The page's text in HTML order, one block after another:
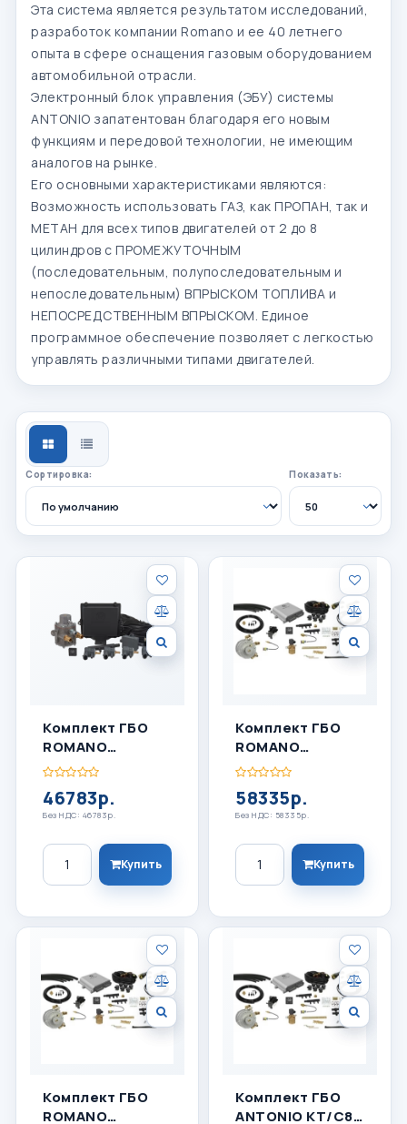
Эта система является результатом исследований,
разработок компании Romano и ее 40 летнего
опыта в сфере оснащения газовым оборудованием
автомобильной отрасли.
Электронный блок управления (ЭБУ) системы
ANTONIO запатентован благодаря его новым
функциям и передовой технологии, не имеющим
аналогов на рынке.
Его основными характеристиками являются:
Возможность использовать ГАЗ, как ПРОПАН, так и
МЕТАН для всех типов двигателей от 2 до 8
цилиндров с ПРОМЕЖУТОЧНЫМ
(последовательным, полупоследовательным и
непоследовательным) ВПРЫСКОМ ТОПЛИВА и
НЕПОСРЕДСТВЕННЫМ ВПРЫСКОМ. Единое
программное обеспечение позволяет с легкостью
управлять различными типами двигателей.
СЕТКАСПИСОК
Сортировка: Показать:
Комплект ГБО
ROMANO
ANTONIO DIRECT
Цилиндра
46783р.
Без НДС: 46783р.
Количество
Купить
Комплект ГБО
ROMANO
ANTONIO DIRECT
Цилиндров
58335р.
Без НДС: 58335р.
Количество
Купить
Комплект ГБО
ROMANO
Комплект ГБО
ANTONIO KT/C8-